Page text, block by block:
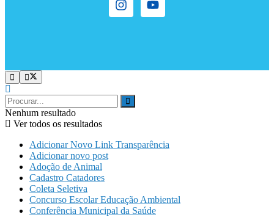
Nenhum resultado
Ver todos os resultados
Adicionar Novo Link Transparência
Adicionar novo post
Adoção de Animal
Cadastro Catadores
Coleta Seletiva
Concurso Escolar Educação Ambiental
Conferência Municipal da Saúde